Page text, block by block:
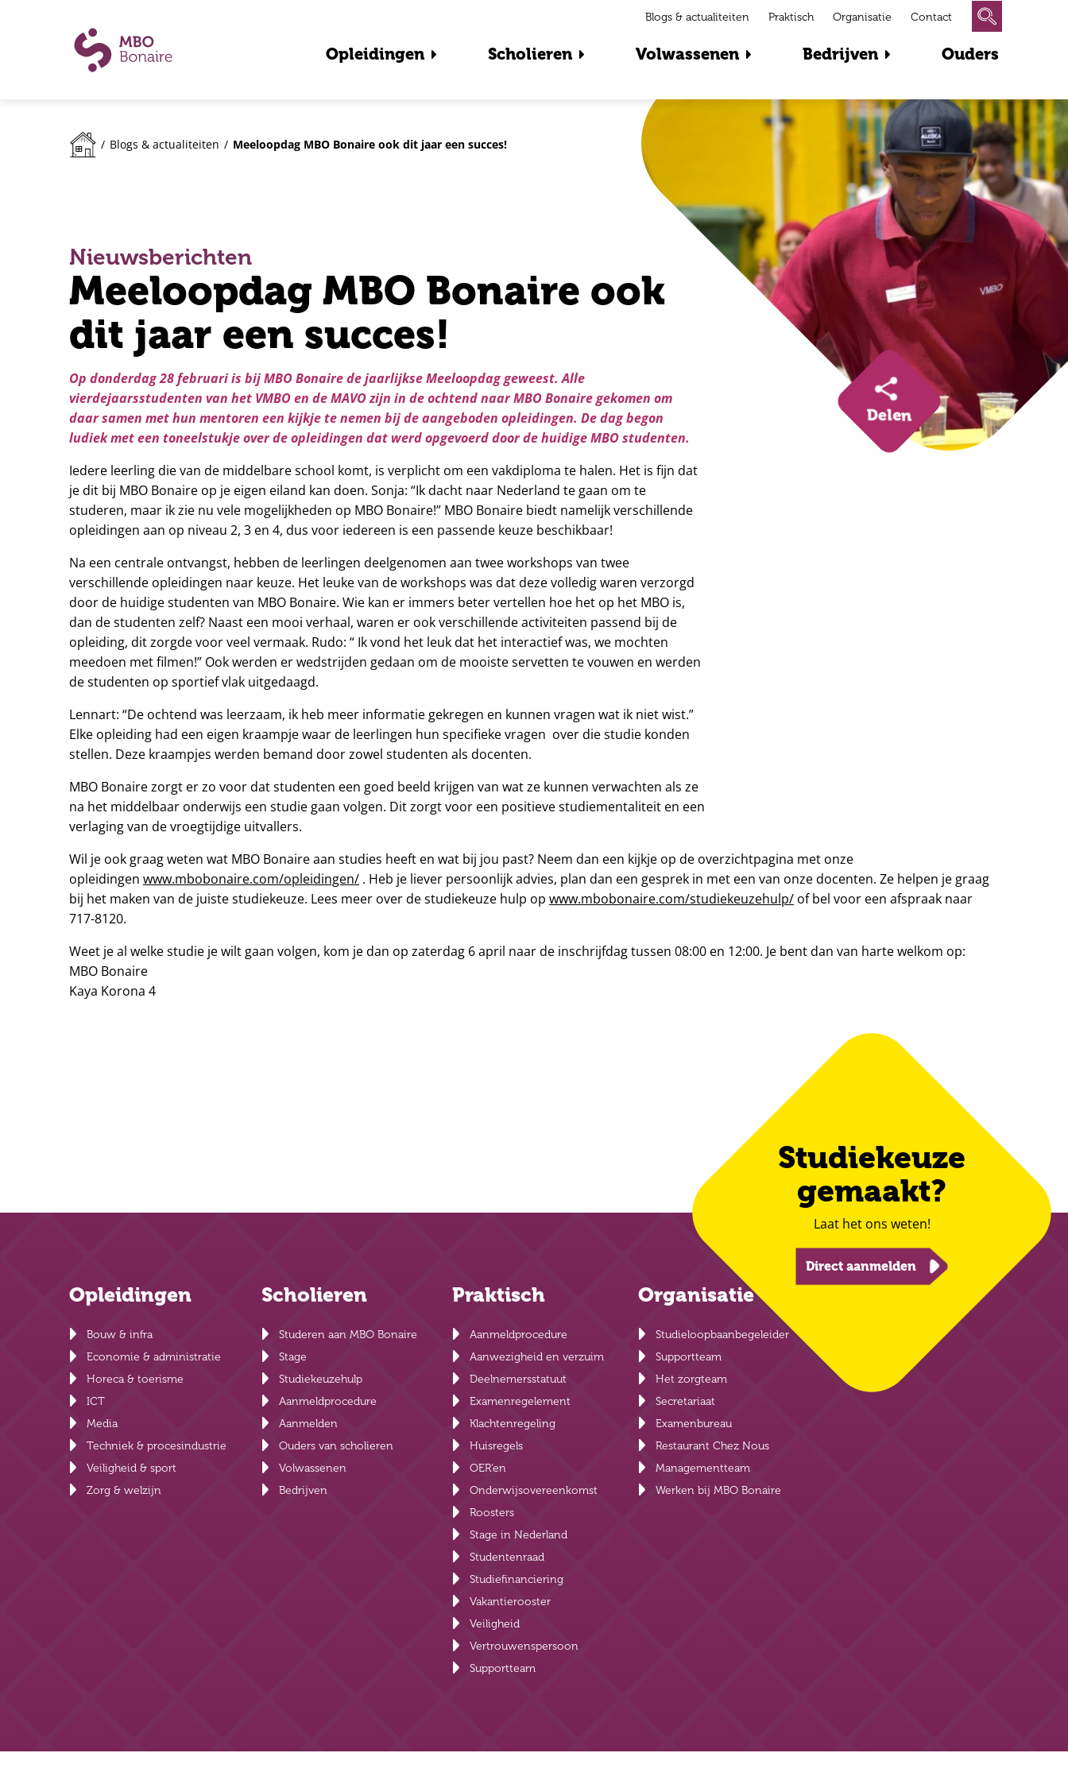
Opleidingen Scholieren Volwassenen Bedrijven Ouders
Blogs & actualiteiten Praktisch Organisatie Contact
Delen
/ Blogs & actualiteiten / Meeloopdag MBO Bonaire ook dit jaar een succes!
Nieuwsberichten
Meeloopdag MBO Bonaire ook
dit jaar een succes!
Op donderdag 28 februari is bij MBO Bonaire de jaarlijkse Meeloopdag geweest. Alle
vierdejaarsstudenten van het VMBO en de MAVO zijn in de ochtend naar MBO Bonaire gekomen om
daar samen met hun mentoren een kijkje te nemen bij de aangeboden opleidingen. De dag begon
ludiek met een toneelstukje over de opleidingen dat werd opgevoerd door de huidige MBO studenten.
Iedere leerling die van de middelbare school komt, is verplicht om een vakdiploma te halen. Het is fijn dat
je dit bij MBO Bonaire op je eigen eiland kan doen. Sonja: “Ik dacht naar Nederland te gaan om te
studeren, maar ik zie nu vele mogelijkheden op MBO Bonaire!” MBO Bonaire biedt namelijk verschillende
opleidingen aan op niveau 2, 3 en 4, dus voor iedereen is een passende keuze beschikbaar!
Na een centrale ontvangst, hebben de leerlingen deelgenomen aan twee workshops van twee
verschillende opleidingen naar keuze. Het leuke van de workshops was dat deze volledig waren verzorgd
door de huidige studenten van MBO Bonaire. Wie kan er immers beter vertellen hoe het op het MBO is,
dan de studenten zelf? Naast een mooi verhaal, waren er ook verschillende activiteiten passend bij de
opleiding, dit zorgde voor veel vermaak. Rudo: “ Ik vond het leuk dat het interactief was, we mochten
meedoen met filmen!” Ook werden er wedstrijden gedaan om de mooiste servetten te vouwen en werden
de studenten op sportief vlak uitgedaagd.
Lennart: “De ochtend was leerzaam, ik heb meer informatie gekregen en kunnen vragen wat ik niet wist.”
Elke opleiding had een eigen kraampje waar de leerlingen hun specifieke vragen over die studie konden
stellen. Deze kraampjes werden bemand door zowel studenten als docenten.
MBO Bonaire zorgt er zo voor dat studenten een goed beeld krijgen van wat ze kunnen verwachten als ze
na het middelbaar onderwijs een studie gaan volgen. Dit zorgt voor een positieve studiementaliteit en een
verlaging van de vroegtijdige uitvallers.
Wil je ook graag weten wat MBO Bonaire aan studies heeft en wat bij jou past? Neem dan een kijkje op de overzichtpagina met onze
opleidingen www.mbobonaire.com/opleidingen/ . Heb je liever persoonlijk advies, plan dan een gesprek in met een van onze docenten. Ze helpen je graag
bij het maken van de juiste studiekeuze. Lees meer over de studiekeuze hulp op www.mbobonaire.com/studiekeuzehulp/ of bel voor een afspraak naar
717-8120.
Weet je al welke studie je wilt gaan volgen, kom je dan op zaterdag 6 april naar de inschrijfdag tussen 08:00 en 12:00. Je bent dan van harte welkom op:
MBO Bonaire
Kaya Korona 4
Studiekeuze
gemaakt?
Laat het ons weten!
Direct aanmelden
Opleidingen
Bouw & infra
Economie & administratie
Horeca & toerisme
ICT
Media
Techniek & procesindustrie
Veiligheid & sport
Zorg & welzijn
Scholieren
Studeren aan MBO Bonaire
Stage
Studiekeuzehulp
Aanmeldprocedure
Aanmelden
Ouders van scholieren
Volwassenen
Bedrijven
Praktisch
Aanmeldprocedure
Aanwezigheid en verzuim
Deelnemersstatuut
Examenregelement
Klachtenregeling
Huisregels
OER’en
Onderwijsovereenkomst
Roosters
Stage in Nederland
Studentenraad
Studiefinanciering
Vakantierooster
Veiligheid
Vertrouwenspersoon
Supportteam
Organisatie
Studieloopbaanbegeleider
Supportteam
Het zorgteam
Secretariaat
Examenbureau
Restaurant Chez Nous
Managementteam
Werken bij MBO Bonaire